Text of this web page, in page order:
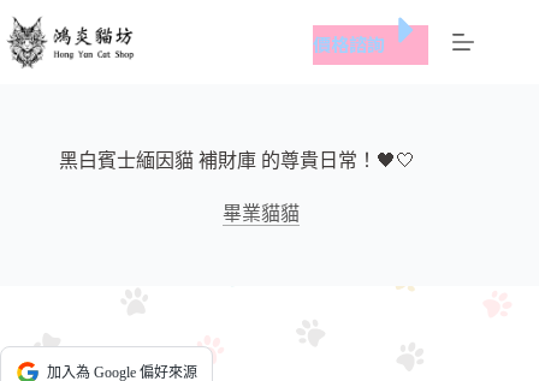
跳
至
價格諮詢
黑白賓士緬因貓 補財庫 的尊貴日常！🖤🤍
畢業貓貓
加入為 Google 偏好來源